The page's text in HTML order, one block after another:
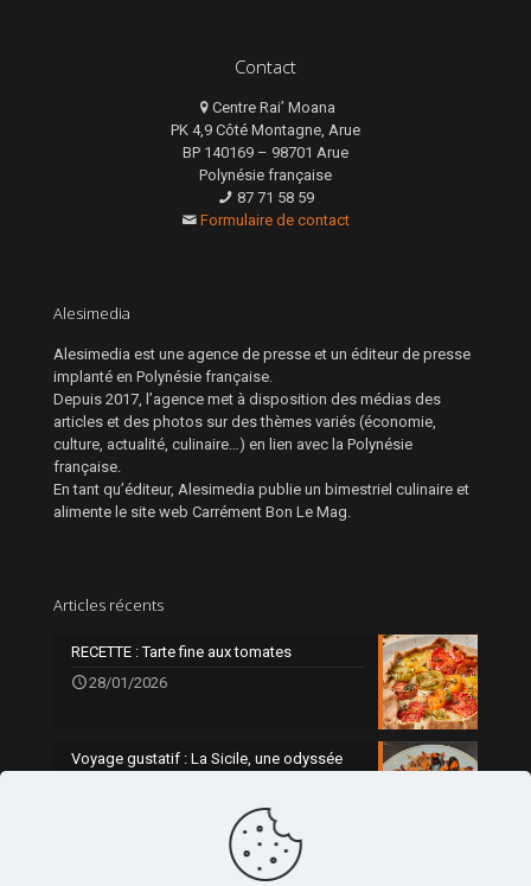
Contact
Centre Rai’ Moana
PK 4,9 Côté Montagne, Arue
BP 140169 – 98701 Arue
Polynésie française
87 71 58 59
Formulaire de contact
Alesimedia
Alesimedia est une agence de presse et un éditeur de presse
implanté en Polynésie française.
Depuis 2017, l’agence met à disposition des médias des
articles et des photos sur des thèmes variés (économie,
culture, actualité, culinaire…) en lien avec la Polynésie
française.
En tant qu’éditeur, Alesimedia publie un bimestriel culinaire et
alimente le site web Carrément Bon Le Mag.
Articles récents
RECETTE : Tarte fine aux tomates
28/01/2026
Voyage gustatif : La Sicile, une odyssée